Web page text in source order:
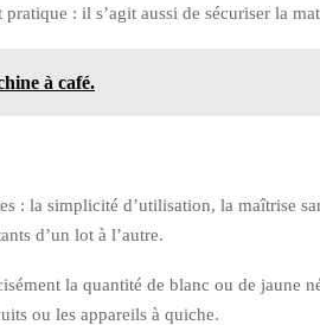
: il s’agit aussi de sécuriser la
à café.
: la simplicité d’utilisation, la maîtrise
d’un lot à l’autre.
la quantité de blanc ou de jaune
ou les appareils à quiche.